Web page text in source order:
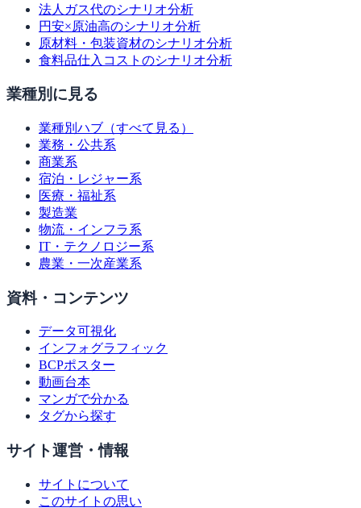
法人ガス代のシナリオ分析
円安×原油高のシナリオ分析
原材料・包装資材のシナリオ分析
食料品仕入コストのシナリオ分析
業種別に見る
業種別ハブ（すべて見る）
業務・公共系
商業系
宿泊・レジャー系
医療・福祉系
製造業
物流・インフラ系
IT・テクノロジー系
農業・一次産業系
資料・コンテンツ
データ可視化
インフォグラフィック
BCPポスター
動画台本
マンガで分かる
タグから探す
サイト運営・情報
サイトについて
このサイトの思い